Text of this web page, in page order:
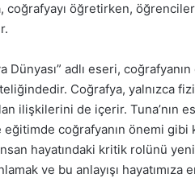
coğrafyayı öğretirken,
Dünyası” adlı eseri,
Coğrafya, yalnızca
ilişkilerini de içerir. Tuna’nın
coğrafyanın önemi gibi
hayatındaki kritik rolünü
ve bu anlayışı